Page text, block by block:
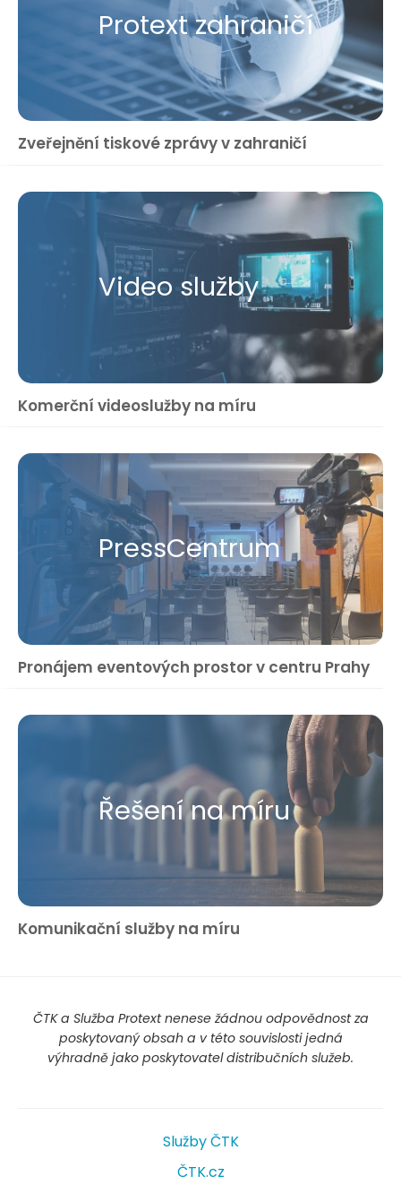
Protext zahraničí
Zveřejnění tiskové zprávy v zahraničí
Video služby
Komerční videoslužby na míru
Press​Centrum
Pronájem eventových prostor v centru Prahy
Řešení na míru
Komunikační služby na míru
ČTK a Služba Protext nenese žádnou odpovědnost za
poskytovaný obsah a v této souvislosti jedná
výhradně jako poskytovatel distribučních služeb.
Služby ČTK
ČTK.cz